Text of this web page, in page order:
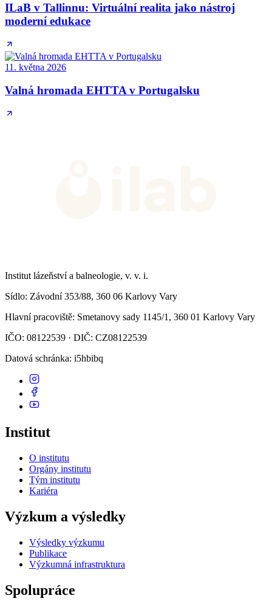
ILaB v Tallinnu: Virtuální realita jako nástroj
moderní edukace
11. května 2026
Valná hromada EHTTA v Portugalsku
Institut lázeňství a balneologie, v. v. i.
Sídlo: Závodní 353/88, 360 06 Karlovy Vary
Hlavní pracoviště: Smetanovy sady 1145/1, 360 01 Karlovy Vary
IČO: 08122539 · DIČ: CZ08122539
Datová schránka: i5hbibq
Institut
O institutu
Orgány institutu
Tým institutu
Kariéra
Výzkum a výsledky
Výsledky výzkumu
Publikace
Výzkumná infrastruktura
Spolupráce